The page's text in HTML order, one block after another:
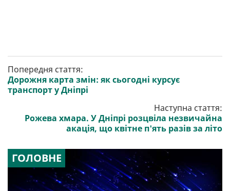
Попередня стаття:
Дорожня карта змін: як сьогодні курсує
транспорт у Дніпрі
Наступна стаття:
Рожева хмара. У Дніпрі розцвіла незвичайна
акація, що квітне п'ять разів за літо
ГОЛОВНЕ